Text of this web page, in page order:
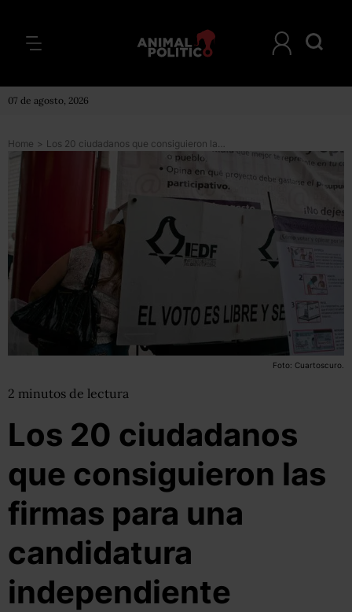
07 de agosto, 2026
Home > Los 20 ciudadanos que consiguieron las firmas para una candidatura independiente
Foto: Cuartoscuro.
2 minutos de lectura
Los 20 ciudadanos
que consiguieron las
firmas para una
candidatura
independiente